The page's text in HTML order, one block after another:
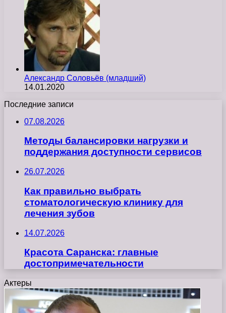
Александр Соловьёв (младший)
14.01.2020
Последние записи
07.08.2026
Методы балансировки нагрузки и
поддержания доступности сервисов
26.07.2026
Как правильно выбрать
стоматологическую клинику для
лечения зубов
14.07.2026
Красота Саранска: главные
достопримечательности
Актеры